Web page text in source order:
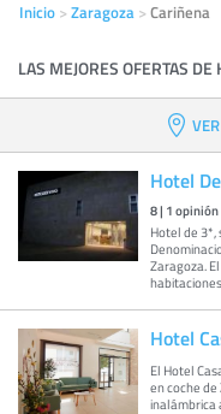
Inicio Zaragoza Cariñena
LAS MEJORES OFERTAS
Hotel
8| 1opinión
Hotel de 3*,
Zaragoza.
Hotel
El Hotel
en coche
inalámbrica